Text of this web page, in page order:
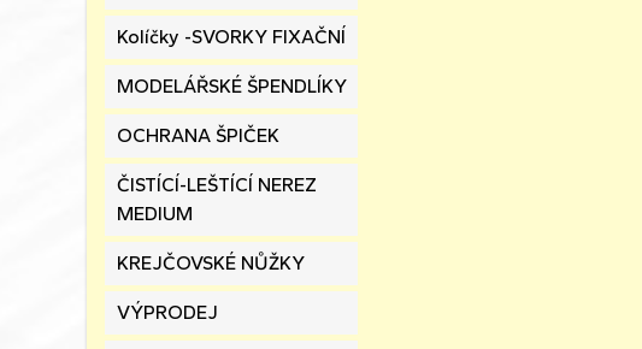
Kolíčky -SVORKY FIXAČNÍ
MODELÁŘSKÉ ŠPENDLÍKY
OCHRANA ŠPIČEK
ČISTÍCÍ-LEŠTÍCÍ NEREZ
MEDIUM
KREJČOVSKÉ NŮŽKY
VÝPRODEJ